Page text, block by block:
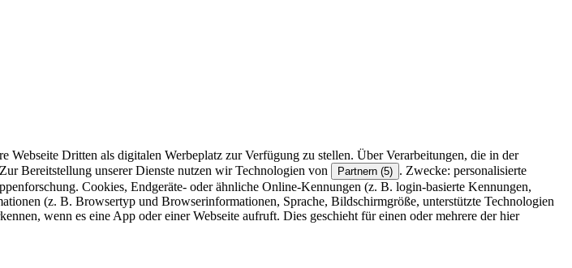
Dritten als digitalen Werbeplatz zur Verfügung zu stellen. Über Verarbeitungen, die in der
Zur Bereitstellung unserer Dienste nutzen wir Technologien von Partnern (5) . Zwecke: personalisierte
Cookies, Endgeräte- oder ähnliche Online-Kennungen (z. B. login-basierte Kennungen,
(z. B. Browsertyp und Browserinformationen, Sprache, Bildschirmgröße, unterstützte Technologien
wenn es eine App oder einer Webseite aufruft. Dies geschieht für einen oder mehrere der hier